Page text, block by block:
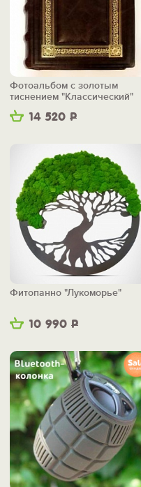
14 520 Р
Фотоальбом с золотым
тиснением "Классический"
10 990 Р
Фитопанно "Лукоморье"